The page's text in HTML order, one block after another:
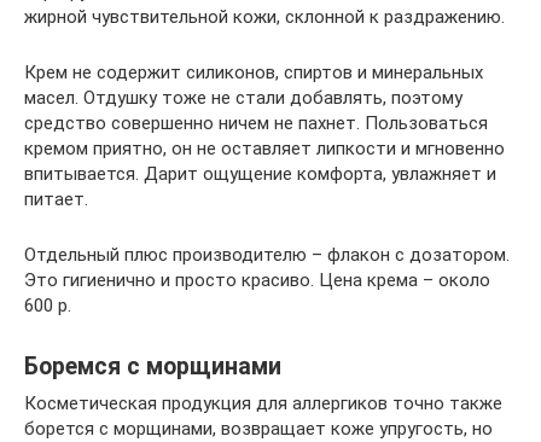
жирной чувствительной кожи, склонной к раздражению.
Крем не содержит силиконов, спиртов и минеральных
масел. Отдушку тоже не стали добавлять, поэтому
средство совершенно ничем не пахнет. Пользоваться
кремом приятно, он не оставляет липкости и мгновенно
впитывается. Дарит ощущение комфорта, увлажняет и
питает.
Отдельный плюс производителю – флакон с дозатором.
Это гигиенично и просто красиво. Цена крема – около
600 р.
Боремся с морщинами
Косметическая продукция для аллергиков точно также
борется с морщинами, возвращает коже упругость, но